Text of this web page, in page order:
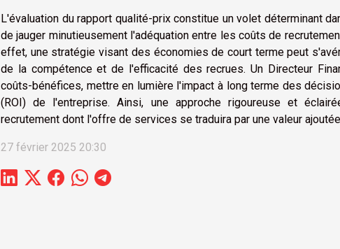
L'évaluation du rapport qualité-prix constitue un volet déterminant
de jauger minutieusement l'adéquation entre les coûts de
effet, une stratégie visant des économies de court terme peut
de la compétence et de l'efficacité des recrues. Un Directeur
coûts-bénéfices, mettre en lumière l'impact à long terme des
(ROI) de l'entreprise. Ainsi, une approche rigoureuse et
recrutement dont l'offre de services se traduira par une valeur
27 février 2025 20:30